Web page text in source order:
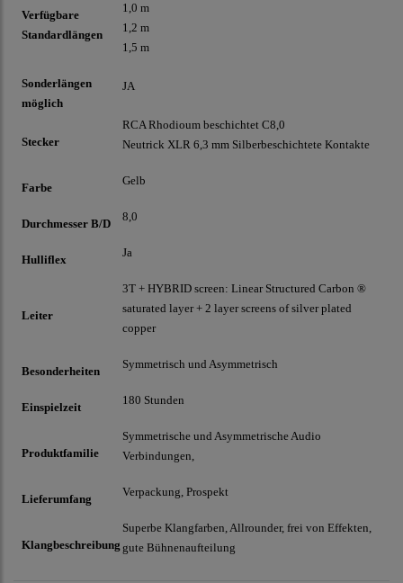
Verfügbare
Standardlängen
1,0 m
1,2 m
1,5 m
Sonderlängen
möglich
JA
Stecker
RCA Rhodioum beschichtet C8,0
Neutrick XLR 6,3 mm Silberbeschichtete Kontakte
Farbe
Gelb
Durchmesser B/D
8,0
Hulliflex
Ja
Leiter
3T + HYBRID screen: Linear Structured Carbon ®
saturated layer + 2 layer screens of silver plated
copper
Besonderheiten
Symmetrisch und Asymmetrisch
Einspielzeit
180 Stunden
Produktfamilie
Symmetrische und Asymmetrische Audio
Verbindungen,
Lieferumfang
Verpackung, Prospekt
Klangbeschreibung
Superbe Klangfarben, Allrounder, frei von Effekten,
gute Bühnenaufteilung